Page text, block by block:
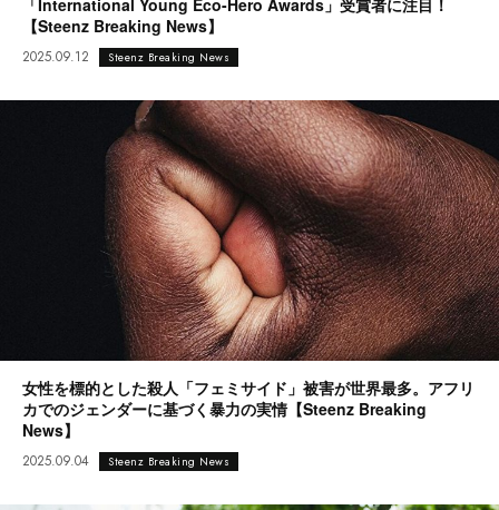
【Steenz Breaking News】
2025.09.12 Steenz Breaking News
女性を標的とした殺人「フェミサイド」被害が世界最多。アフリ
カでのジェンダーに基づく暴力の実情【Steenz Breaking
News】
2025.09.04 Steenz Breaking News